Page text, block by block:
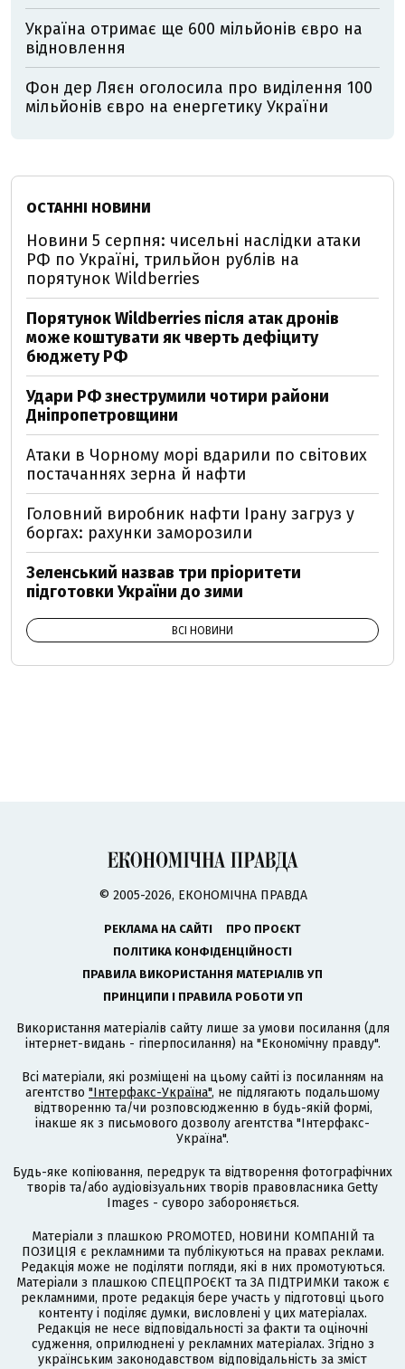
Україна отримає ще 600 мільйонів євро на
відновлення
Фон дер Ляєн оголосила про виділення 100
мільйонів євро на енергетику України
ОСТАННІ НОВИНИ
Новини 5 серпня: чисельні наслідки атаки
РФ по Україні, трильйон рублів на
порятунок Wildberries
Порятунок Wildberries після атак дронів
може коштувати як чверть дефіциту
бюджету РФ
Удари РФ знеструмили чотири райони
Дніпропетровщини
Атаки в Чорному морі вдарили по світових
постачаннях зерна й нафти
Головний виробник нафти Ірану загруз у
боргах: рахунки заморозили
Зеленський назвав три пріоритети
підготовки України до зими
ВСІ НОВИНИ
© 2005-2026, ЕКОНОМІЧНА ПРАВДА
РЕКЛАМА НА САЙТІ
ПРО ПРОЄКТ
ПОЛІТИКА КОНФІДЕНЦІЙНОСТІ
ПРАВИЛА ВИКОРИСТАННЯ МАТЕРІАЛІВ УП
ПРИНЦИПИ І ПРАВИЛА РОБОТИ УП
Використання матеріалів сайту лише за умови посилання (для
інтернет-видань - гіперпосилання) на "Економічну правду".
Всі матеріали, які розміщені на цьому сайті із посиланням на
агентство "Інтерфакс-Україна", не підлягають подальшому
відтворенню та/чи розповсюдженню в будь-якій формі,
інакше як з письмового дозволу агентства "Інтерфакс-
Україна".
Будь-яке копіювання, передрук та відтворення фотографічних
творів та/або аудіовізуальних творів правовласника Getty
Images - суворо забороняється.
Матеріали з плашкою PROMOTED, НОВИНИ КОМПАНІЙ та
ПОЗИЦІЯ є рекламними та публікуються на правах реклами.
Редакція може не поділяти погляди, які в них промотуються.
Матеріали з плашкою СПЕЦПРОЄКТ та ЗА ПІДТРИМКИ також є
рекламними, проте редакція бере участь у підготовці цього
контенту і поділяє думки, висловлені у цих матеріалах.
Редакція не несе відповідальності за факти та оціночні
судження, оприлюднені у рекламних матеріалах. Згідно з
українським законодавством відповідальність за зміст